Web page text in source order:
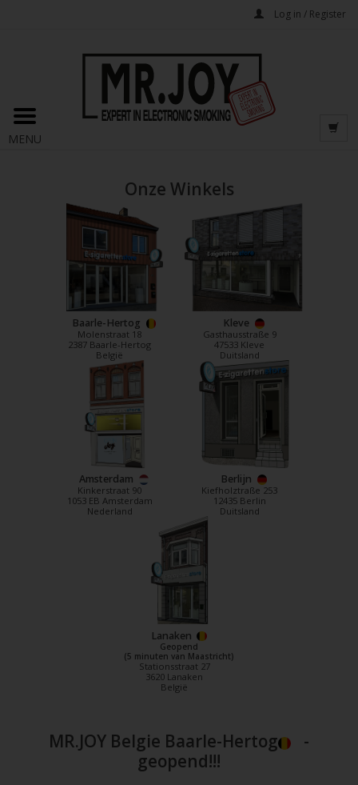
Log in / Register
MENU
Onze Winkels
Baarle-Hertog
Molenstraat 18
2387 Baarle-Hertog
België
Kleve
Gasthausstraße 9
47533 Kleve
Duitsland
Amsterdam
Kinkerstraat 90
1053 EB Amsterdam
Nederland
Berlijn
Kiefholztraße 253
12435 Berlin
Duitsland
Lanaken
Geopend
(5 minuten van Maastricht)
Stationsstraat 27
3620 Lanaken
België
MR.JOY Belgie Baarle-Hertog
-
geopend!!!